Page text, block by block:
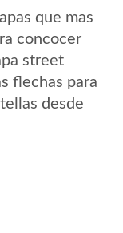
que mas
concocer
street
flechas para
desde